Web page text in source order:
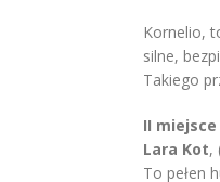
Kornelio,
silne,
Takiego
II miejsce
Lara Kot,
To pełen